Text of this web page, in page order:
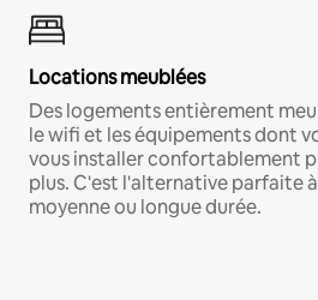
Locations meublées
Des logements entièrement
le wifi et les équipements dont
vous installer confortablement
plus. C'est l'alternative parfaite
moyenne ou longue durée.